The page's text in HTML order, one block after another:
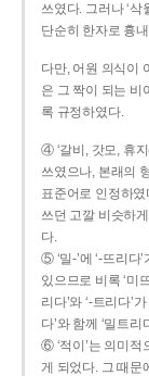
쓰였다. 그러나 ‘삭
단순히 한자로 흉
다만, 어원 의식이
은 그 짝이 되는 비
록 규정하였다.
④ ‘갈비, 갓모, 휴
쓰였으나, 본래의
표준어로 인정하였
쓰던 고깔 비슷하
다.
⑤ ‘밀-’에 ‘-뜨리다
있으므로 비록 ‘미
리다’와 ‘-트리다’
다’와 함께 ‘밀트
⑥ ‘적이’는 의미적
게 되었다. 그 때문